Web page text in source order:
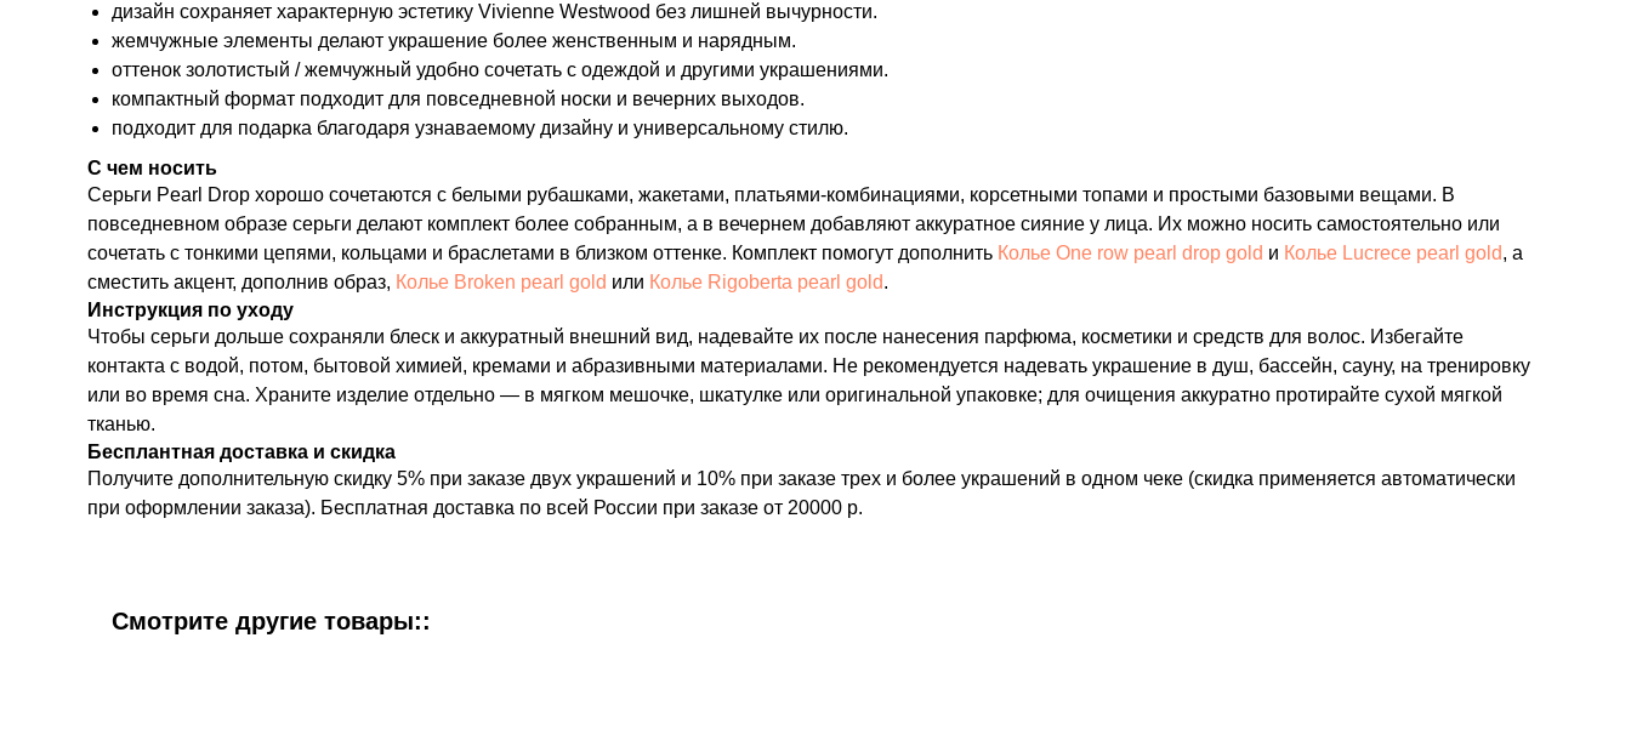
дизайн сохраняет характерную эстетику Vivienne Westwood без лишней вычурности.
жемчужные элементы делают украшение более женственным и нарядным.
оттенок золотистый / жемчужный удобно сочетать с одеждой и другими украшениями.
компактный формат подходит для повседневной носки и вечерних выходов.
подходит для подарка благодаря узнаваемому дизайну и универсальному стилю.
С чем носить
Серьги Pearl Drop хорошо сочетаются с белыми рубашками, жакетами, платьями-комбинациями, корсетными топами и простыми базовыми вещами. В
повседневном образе серьги делают комплект более собранным, а в вечернем добавляют аккуратное сияние у лица. Их можно носить самостоятельно или
сочетать с тонкими цепями, кольцами и браслетами в близком оттенке. Комплект помогут дополнить Колье One row pearl drop gold и Колье Lucrece pearl gold, а
сместить акцент, дополнив образ, Колье Broken pearl gold или Колье Rigoberta pearl gold.
Инструкция по уходу
Чтобы серьги дольше сохраняли блеск и аккуратный внешний вид, надевайте их после нанесения парфюма, косметики и средств для волос. Избегайте
контакта с водой, потом, бытовой химией, кремами и абразивными материалами. Не рекомендуется надевать украшение в душ, бассейн, сауну, на тренировку
или во время сна. Храните изделие отдельно — в мягком мешочке, шкатулке или оригинальной упаковке; для очищения аккуратно протирайте сухой мягкой
тканью.
Бесплантная доставка и скидка
Получите дополнительную скидку 5% при заказе двух украшений и 10% при заказе трех и более украшений в одном чеке (скидка применяется автоматически
при оформлении заказа). Бесплатная доставка по всей России при заказе от 20000 р.
Смотрите другие товары::